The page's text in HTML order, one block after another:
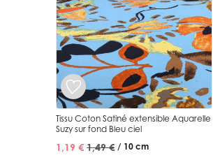
Tissu Coton Satiné extensible Aquarelle
Suzy sur fond Bleu ciel
1,19 € 1,49 € / 10 cm